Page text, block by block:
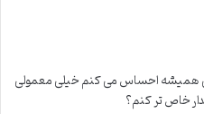
همیشه احساس می کنم خیلی معمولی
خاص تر کنم؟